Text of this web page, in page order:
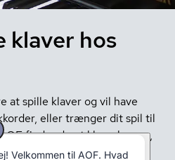
hos
at spille klaver og vil have
eller trænger dit spil til
finder du et klaverkursus,
Måske har du netop